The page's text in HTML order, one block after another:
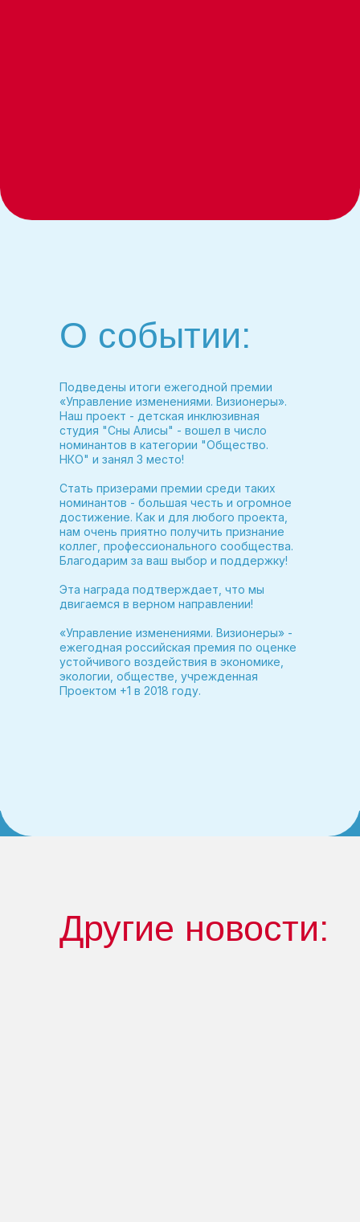
Подведены итоги ежегодной премии
«Управление изменениями. Визионеры».
Наш проект - детская инклюзивная
студия "Сны Алисы" - вошел в число
номинантов в категории "Общество.
НКО" и занял 3 место!
Стать призерами премии среди таких
номинантов - большая честь и огромное
достижение. Как и для любого проекта,
нам очень приятно получить признание
коллег, профессионального сообщества.
Благодарим за ваш выбор и поддержку!
Эта награда подтверждает, что мы
двигаемся в верном направлении!
«Управление изменениями. Визионеры» -
ежегодная российская премия по оценке
устойчивого воздействия в экономике,
экологии, обществе, учрежденная
Проектом +1 в 2018 году.
О событии:
Другие новости: